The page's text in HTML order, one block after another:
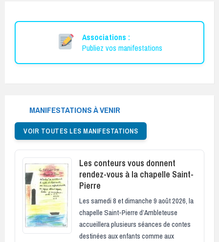
Associations :
Publiez vos manifestations
MANIFESTATIONS À VENIR
VOIR TOUTES LES MANIFESTATIONS
Les conteurs vous donnent
rendez-vous à la chapelle Saint-
Pierre
Les samedi 8 et dimanche 9 août 2026, la
chapelle Saint-Pierre d’Ambleteuse
accueillera plusieurs séances de contes
destinées aux enfants comme aux